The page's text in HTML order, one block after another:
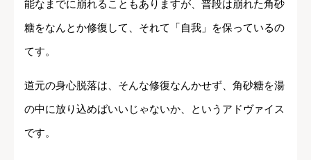
能なまでに崩れることもありますが、普段は崩れた角砂
糖をなんとか修復して、それて「自我」を保っているの
てす。
道元の身心脱落は、そんな修復なんかせず、角砂糖を湯
の中に放り込めばいいじゃないか、というアドヴァイス
です。